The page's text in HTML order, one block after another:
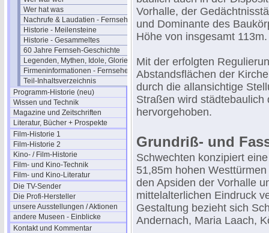
Wer hat was
Nachrufe & Laudatien - Fernsehen
Historie - Meilensteine
Historie - Gesammeltes
60 Jahre Fernseh-Geschichte
Legenden, Mythen, Idole, Glorie
Firmeninformationen - Fernsehen
Teil-Inhaltsverzeichnis
Programm-Historie (neu)
Wissen und Technik
Magazine und Zeitschriften
Literatur, Bücher + Prospekte
Film-Historie 1
Film-Historie 2
Kino- / Film-Historie
Film- und Kino-Technik
Film- und Kino-Literatur
Die TV-Sender
Die Profi-Hersteller
unsere Ausstellungen / Aktionen
andere Museen - Einblicke
Kontakt und Kommentar
Vorhalle, der
und Dominante des
Höhe von insgesamt 113m.
Mit der erfolgten
Abstandsflächen der
durch die allansichtige
Straßen wird
hervorgehoben.
Grundriß- und
Schwechten konzipiert
51,85m hohen
den Apsiden der Vorhalle
mittelalterlichen Eindruck
Gestaltung bezieht sich
Andernach, Maria Laach,